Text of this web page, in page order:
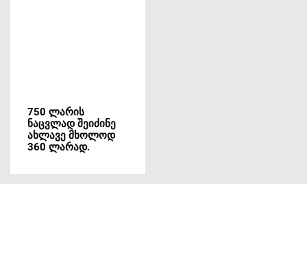
750 ლარის
ნაცვლად შეიძინე
ახლავე მხოლოდ
360 ლარად.